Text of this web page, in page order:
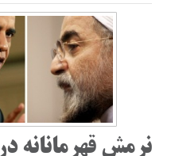
نرمش قهرمانانه در